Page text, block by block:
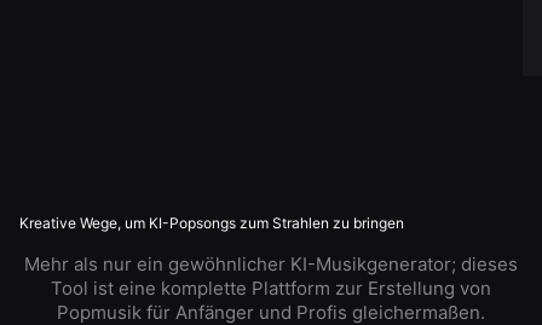
Kreative Wege, um KI-Popsongs zum Strahlen zu bringen
Mehr als nur ein gewöhnlicher KI-Musikgenerator; dieses
Tool ist eine komplette Plattform zur Erstellung von
Popmusik für Anfänger und Profis gleichermaßen.